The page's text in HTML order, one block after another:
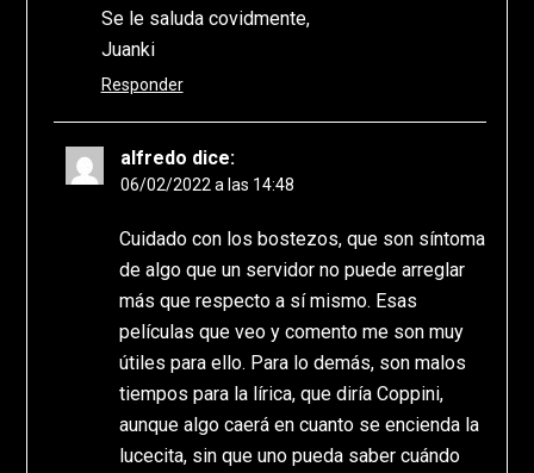
Se le saluda covidmente,
Juanki
Responder
alfredo dice:
06/02/2022 a las 14:48
Cuidado con los bostezos, que son síntoma
de algo que un servidor no puede arreglar
más que respecto a sí mismo. Esas
películas que veo y comento me son muy
útiles para ello. Para lo demás, son malos
tiempos para la lírica, que diría Coppini,
aunque algo caerá en cuanto se encienda la
lucecita, sin que uno pueda saber cuándo